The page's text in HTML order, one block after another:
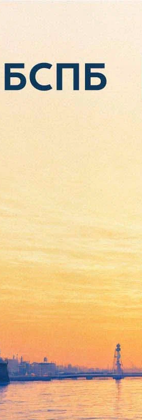
из «Гоголь-
два
Версия для печати